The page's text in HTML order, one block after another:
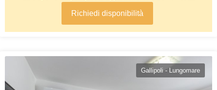
Richiedi disponibilità
Gallipoli - Lungomare